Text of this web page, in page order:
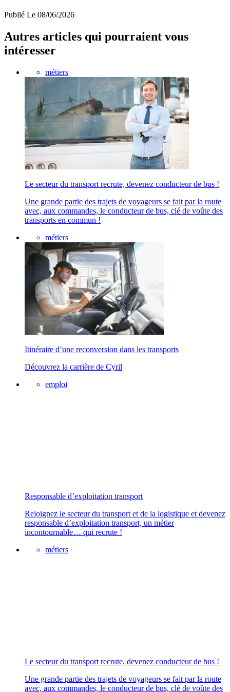
Publié Le 08/06/2026
Autres articles qui pourraient vous
intéresser
métiers
Le secteur du transport recrute, devenez conducteur de bus !
Une grande partie des trajets de voyageurs se fait par la route
avec, aux commandes, le conducteur de bus, clé de voûte des
transports en commun !
métiers
Itinéraire d’une reconversion dans les transports
Découvrez la carrière de Cyril
emploi
Responsable d’exploitation transport
Rejoignez le secteur du transport et de la logistique et devenez
responsable d’exploitation transport, un métier
incontournable… qui recrute !
métiers
Le secteur du transport recrute, devenez conducteur de bus !
Une grande partie des trajets de voyageurs se fait par la route
avec, aux commandes, le conducteur de bus, clé de voûte des